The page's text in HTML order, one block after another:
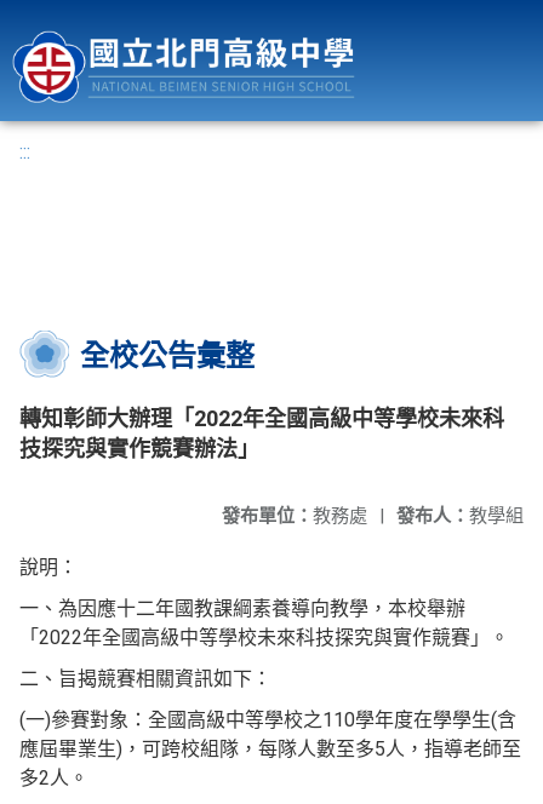
:::
全校公告彙整
轉知彰師大辦理「2022年全國高級中等學校未來科
技探究與實作競賽辦法」
發布人： 教學組
發布單位： 教務處 |
說明：
一、為因應十二年國教課綱素養導向教學，本校舉辦
「2022年全國高級中等學校未來科技探究與實作競賽」。
二、旨揭競賽相關資訊如下：
(一)參賽對象：全國高級中等學校之110學年度在學學生(含
應屆畢業生)，可跨校組隊，每隊人數至多5人，指導老師至
多2人。